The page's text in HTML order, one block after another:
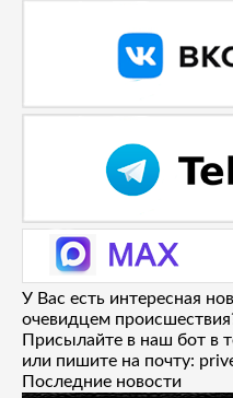
У Вас есть интересная
очевидцем
Присылайте в наш бот в
или пишите на почту:
Последние новости